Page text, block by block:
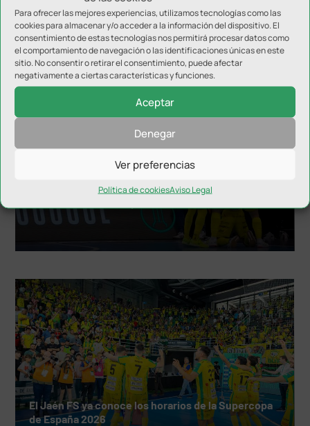
Para ofrecer las mejores experiencias, utilizamos tecnologías como las
cookies para almacenar y/o acceder a la información del dispositivo. El
consentimiento de estas tecnologías nos permitirá procesar datos como
el comportamiento de navegación o las identificaciones únicas en este
sitio. No consentir o retirar el consentimiento, puede afectar
negativamente a ciertas características y funciones.
Aceptar
Denegar
Ver preferencias
Política de cookiesAviso Legal
NOTICIAS RELACIONADAS
El Jaén FS ya conoce los horarios de la Supercopa
de España 2026